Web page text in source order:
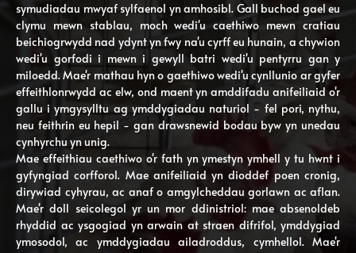
symudiadau mwyaf sylfaenol yn amhosibl. Gall buchod gael eu
clymu mewn stablau, moch wedi'u caethiwo mewn cratiau
beichiogrwydd nad ydynt yn fwy na'u cyrff eu hunain, a chywion
wedi'u gorfodi i mewn i gewyll batri wedi'u pentyrru gan y
miloedd. Mae'r mathau hyn o gaethiwo wedi'u cynllunio ar gyfer
effeithlonrwydd ac elw, ond maent yn amddifadu anifeiliaid o'r
gallu i ymgysylltu ag ymddygiadau naturiol - fel pori, nythu,
neu feithrin eu hepil - gan drawsnewid bodau byw yn unedau
cynhyrchu yn unig.
Mae effeithiau caethiwo o'r fath yn ymestyn ymhell y tu hwnt i
gyfyngiad corfforol. Mae anifeiliaid yn dioddef poen cronig,
dirywiad cyhyrau, ac anaf o amgylcheddau gorlawn ac aflan.
Mae'r doll seicolegol yr un mor ddinistriol: mae absenoldeb
rhyddid ac ysgogiad yn arwain at straen difrifol, ymddygiad
ymosodol, ac ymddygiadau ailadroddus, cymhellol. Mae'r